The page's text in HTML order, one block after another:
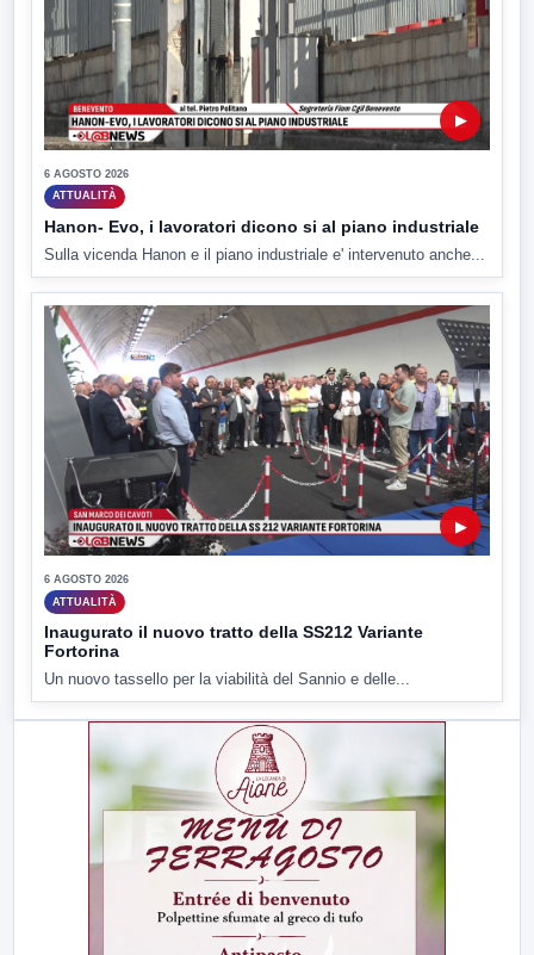
▶
6 AGOSTO 2026
ATTUALITÀ
Hanon- Evo, i lavoratori dicono si al piano industriale
Sulla vicenda Hanon e il piano industriale e' intervenuto anche...
▶
6 AGOSTO 2026
ATTUALITÀ
Inaugurato il nuovo tratto della SS212 Variante
Fortorina
Un nuovo tassello per la viabilità del Sannio e delle...